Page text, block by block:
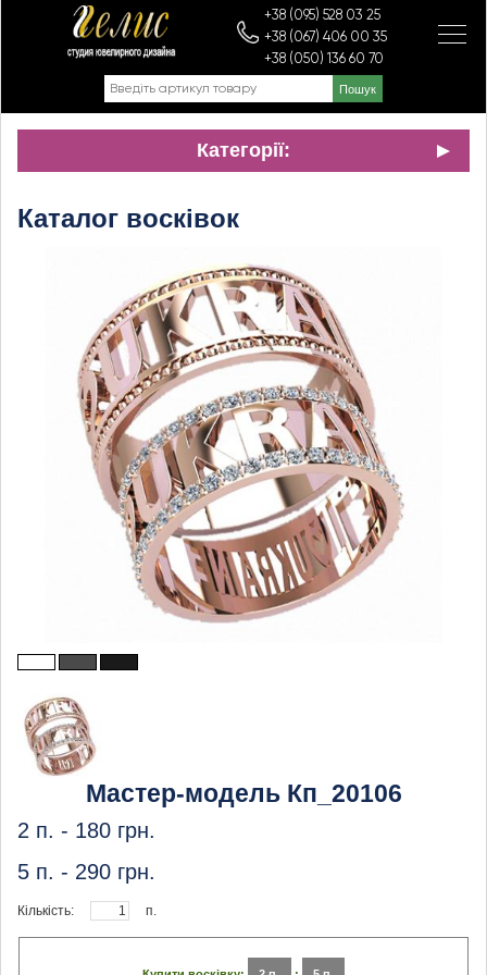
+38 (095) 528 03 25
+38 (067) 406 00 35
+38 (050) 136 60 70
Категорії:
Каталог восківок
Мастер-модель Кп_20106
2 п. - 180 грн.
5 п. - 290 грн.
Кількість: п.